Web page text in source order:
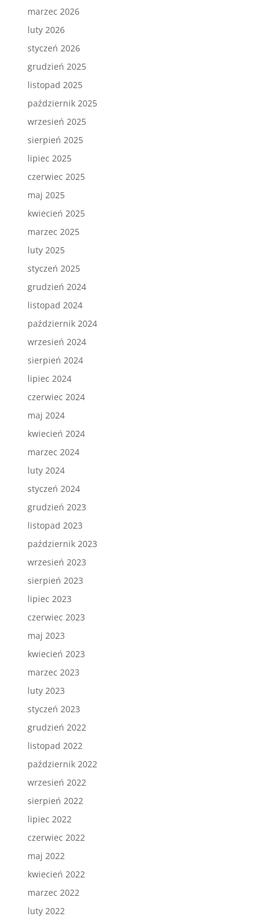
marzec 2026
luty 2026
styczeń 2026
grudzień 2025
listopad 2025
październik 2025
wrzesień 2025
sierpień 2025
lipiec 2025
czerwiec 2025
maj 2025
kwiecień 2025
marzec 2025
luty 2025
styczeń 2025
grudzień 2024
listopad 2024
październik 2024
wrzesień 2024
sierpień 2024
lipiec 2024
czerwiec 2024
maj 2024
kwiecień 2024
marzec 2024
luty 2024
styczeń 2024
grudzień 2023
listopad 2023
październik 2023
wrzesień 2023
sierpień 2023
lipiec 2023
czerwiec 2023
maj 2023
kwiecień 2023
marzec 2023
luty 2023
styczeń 2023
grudzień 2022
listopad 2022
październik 2022
wrzesień 2022
sierpień 2022
lipiec 2022
czerwiec 2022
maj 2022
kwiecień 2022
marzec 2022
luty 2022